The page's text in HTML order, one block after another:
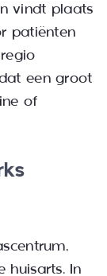
vindt plaats
patiënten
een groot
of
huisarts. In